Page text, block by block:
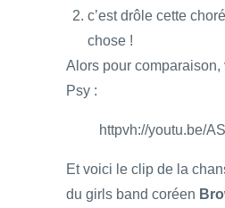
c’est drôle cette
chose !
Alors pour
Psy :
httpvh://youtu.be/
Et voici le clip de la
du girls band coréen